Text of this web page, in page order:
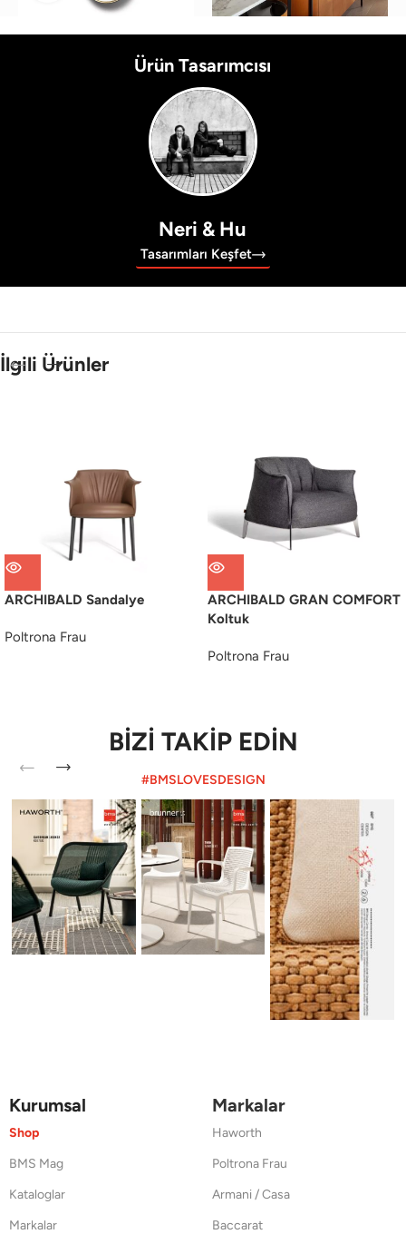
Ürün Tasarımcısı
Neri & Hu
Tasarımları Keşfet
İlgili Ürünler
ARCHIBALD Sandalye
Poltrona Frau
ARCHIBALD GRAN COMFORT
Koltuk
Poltrona Frau
BİZİ TAKİP EDİN
#BMSLOVESDESIGN
Kurumsal
Shop
BMS Mag
Kataloglar
Markalar
Markalar
Haworth
Poltrona Frau
Armani / Casa
Baccarat